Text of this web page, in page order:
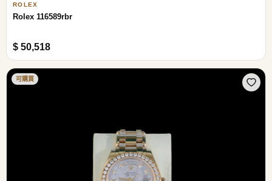
ROLEX
Rolex 116589rbr
$ 50,518
可購買